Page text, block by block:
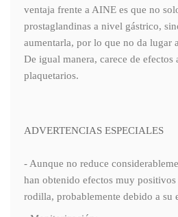
ventaja frente a AINE es que no
prostaglandinas a nivel gástrico,
aumentarla, por lo que no da lugar
De igual manera, carece de efectos
plaquetarios.
ADVERTENCIAS ESPECIALES
- Aunque no reduce
han obtenido efectos muy
rodilla, probablemente debido a su